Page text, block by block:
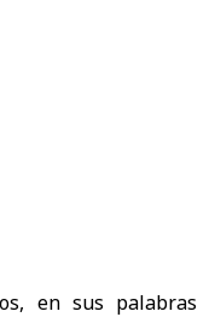
en sus palabras